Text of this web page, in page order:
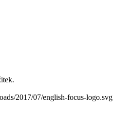
2017/07/english-focus-logo.svg